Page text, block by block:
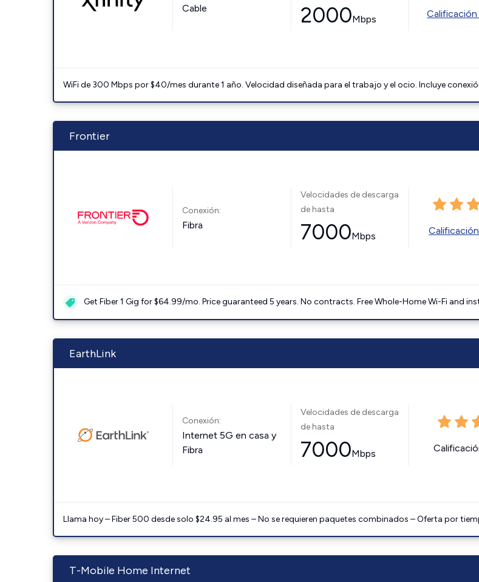
Cable 2000Mbps
WiFi de 300 Mbps por $40/mes durante 1 año. Velocidad diseñada para el trabajo y el ocio. Incluye
Frontier
Conexión:
Fibra
Velocidades de descarga
de hasta
7000Mbps
Get Fiber 1 Gig for $64.99/mo. Price guaranteed 5 years. No contracts. Free Whole-Home Wi-Fi and
EarthLink
Conexión:
Internet 5G en casa y
Fibra
Velocidades de descarga
de hasta
7000Mbps
Llama hoy – Fiber 500 desde solo $24.95 al mes – No se requieren paquetes combinados – Oferta por
T-Mobile Home Internet